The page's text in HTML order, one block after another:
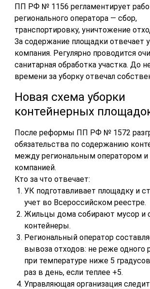
ПП РФ № 1156 регламентирует
регионального оператора — сбор,
транспортировку, уничтожение
За содержание площадки отвечает
компания. Регулярно проводится
санитарная обработка участка. До
времени за уборку отвечал
Новая схема уборки
контейнерных
После реформы ПП РФ № 1572
обязательства по содержанию
между региональным оператором
компанией.
Кто за что отвечает:
УК подготавливает площадку и
учет во Всероссийском реестре.
Жильцы дома собирают мусор и
контейнеры.
Региональный оператор
вывоза отходов: не реже одного
при температуре ниже 5
раз в день, если теплее +5.
Управляющая организация